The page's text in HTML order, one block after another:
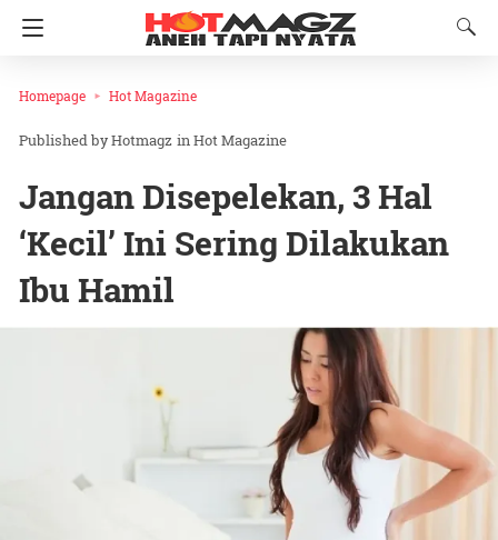
Homepage Hot Magazine
Hotmagz inHot Magazine
Jangan Disepelekan, 3 Hal
‘Kecil’ Ini Sering Dilakukan
Ibu Hamil